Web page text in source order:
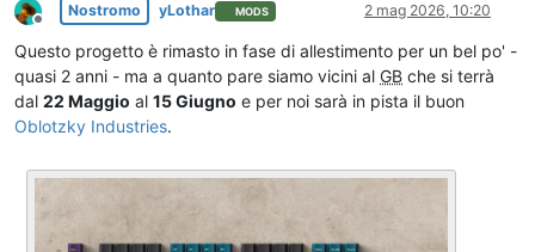
Non in linea
Nostromo yLothar MODS 2 mag 2026, 10:20
Questo progetto è rimasto in fase di allestimento per un bel po' -
quasi 2 anni - ma a quanto pare siamo vicini al GB che si terrà
dal 22 Maggio al 15 Giugno e per noi sarà in pista il buon
Oblotzky Industries.